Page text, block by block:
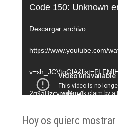
Reproductor
de
vídeo
Code 150: Unknown
Descargar archivo:
https://www.youtube.com/
2q9aBzcyixu&_=1
Hoy os quiero